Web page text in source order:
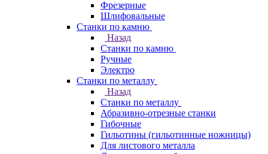
Фрезерные
Шлифовальные
Станки по камню
Назад
Станки по камню
Ручные
Электро
Станки по металлу
Назад
Станки по металлу
Абразивно-отрезные станки
Гибочные
Гильотины (гильотинные ножницы)
Для листового металла